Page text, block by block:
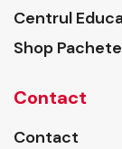
Centrul
Shop
Contact
Contact